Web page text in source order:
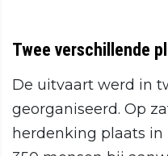
Twee verschillende
De uitvaart werd in
georganiseerd. Op
herdenking plaats in